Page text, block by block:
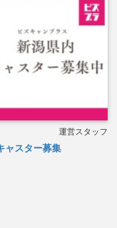
運営スタッフ
ャスター募集